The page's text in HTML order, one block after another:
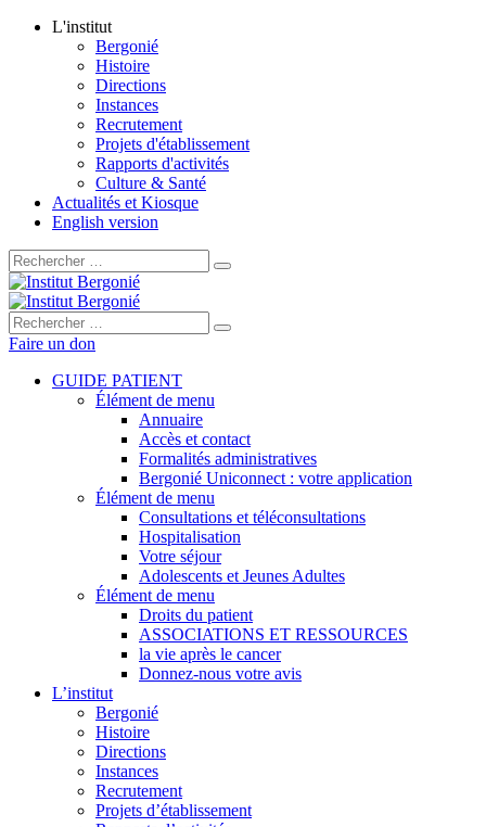
L'institut
Bergonié
Histoire
Directions
Instances
Recrutement
Projets d'établissement
Rapports d'activités
Culture & Santé
Actualités et Kiosque
English version
Rechercher :
Rechercher :
Faire un don
GUIDE PATIENT
Élément de menu
Annuaire
Accès et contact
Formalités administratives
Bergonié Uniconnect : votre application
Élément de menu
Consultations et téléconsultations
Hospitalisation
Votre séjour
Adolescents et Jeunes Adultes
Élément de menu
Droits du patient
ASSOCIATIONS ET RESSOURCES
la vie après le cancer
Donnez-nous votre avis
L’institut
Bergonié
Histoire
Directions
Instances
Recrutement
Projets d’établissement